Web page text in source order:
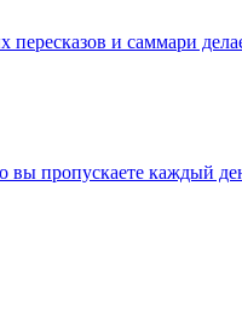
пересказов и саммари
вы пропускаете каждый